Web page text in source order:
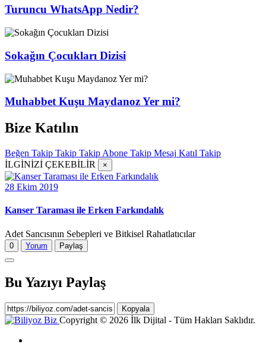
Turuncu WhatsApp Nedir?
Sokağın Çocukları Dizisi
Muhabbet Kuşu Maydanoz Yer mi?
Bize Katılın
Beğen Takip Takip Takip Abone Takip Mesaj Katıl Takip
İLGİNİZİ ÇEKEBİLİR
×
28 Ekim 2019
Kanser Taraması ile Erken Farkındalık
Adet Sancısının Sebepleri ve Bitkisel Rahatlatıcılar
0 Yorum Paylaş
Bu Yazıyı Paylaş
Kopyala
Copyright © 2026 İlk Dijital - Tüm Hakları Saklıdır.